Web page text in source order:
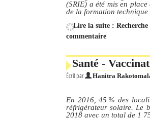
(SRIE) a été mis en
de la formation technique
Lire la suite :
commentaire
Santé -
Écrit par Hanitra
En 2016, 45 % des
réfrigérateur solaire. Le
2018 avec un total de 1